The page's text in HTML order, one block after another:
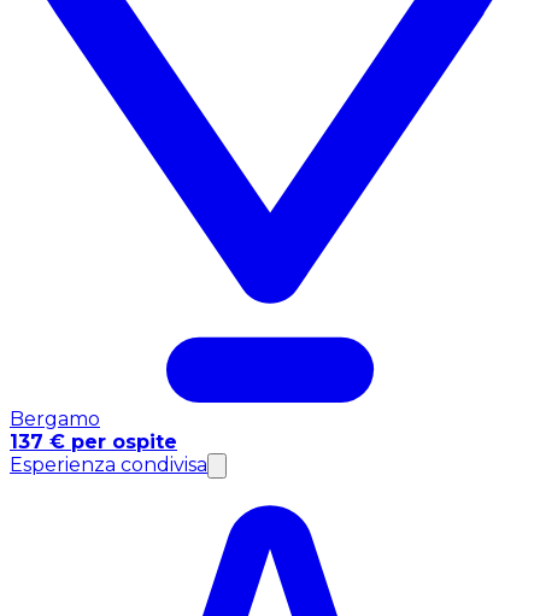
Bergamo
137 € per ospite
Esperienza condivisa